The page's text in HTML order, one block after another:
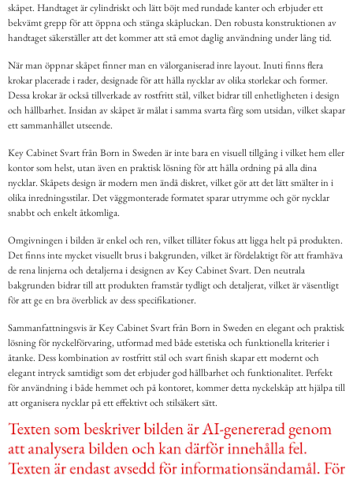
skåpet. Handtaget är cylindriskt och lätt böjt med rundade kanter och erbjuder ett
bekvämt grepp för att öppna och stänga skåpluckan. Den robusta konstruktionen av
handtaget säkerställer att det kommer att stå emot daglig användning under lång tid.
När man öppnar skåpet finner man en välorganiserad inre layout. Inuti finns flera
krokar placerade i rader, designade för att hålla nycklar av olika storlekar och former.
Dessa krokar är också tillverkade av rostfritt stål, vilket bidrar till enhetligheten i design
och hållbarhet. Insidan av skåpet är målat i samma svarta färg som utsidan, vilket skapar
ett sammanhållet utseende.
Key Cabinet Svart från Born in Sweden är inte bara en visuell tillgång i vilket hem eller
kontor som helst, utan även en praktisk lösning för att hålla ordning på alla dina
nycklar. Skåpets design är modern men ändå diskret, vilket gör att det lätt smälter in i
olika inredningsstilar. Det väggmonterade formatet sparar utrymme och gör nycklar
snabbt och enkelt åtkomliga.
Omgivningen i bilden är enkel och ren, vilket tillåter fokus att ligga helt på produkten.
Det finns inte mycket visuellt brus i bakgrunden, vilket är fördelaktigt för att framhäva
de rena linjerna och detaljerna i designen av Key Cabinet Svart. Den neutrala
bakgrunden bidrar till att produkten framstår tydligt och detaljerat, vilket är väsentligt
för att ge en bra överblick av dess specifikationer.
Sammanfattningsvis är Key Cabinet Svart från Born in Sweden en elegant och praktisk
lösning för nyckelförvaring, utformad med både estetiska och funktionella kriterier i
åtanke. Dess kombination av rostfritt stål och svart finish skapar ett modernt och
elegant intryck samtidigt som det erbjuder god hållbarhet och funktionalitet. Perfekt
för användning i både hemmet och på kontoret, kommer detta nyckelskåp att hjälpa till
att organisera nycklar på ett effektivt och stilsäkert sätt.